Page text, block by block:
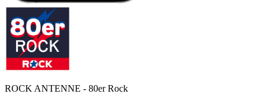
ROCK ANTENNE - 80er Rock